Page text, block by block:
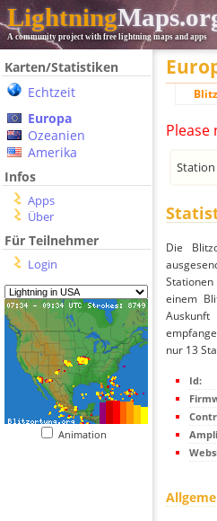
Lightning
A community project with free lightning maps and apps
Karten/Statistiken
Echtzeit
Europa
Ozeanien
Amerika
Infos
Apps
Über
Für Teilnehmer
Login
Animation
Die
einem
nur 13
Id: